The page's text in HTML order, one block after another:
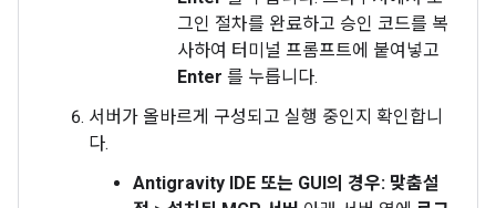
그인 절차를 완료하고 승인 코드를 복
사하여 터미널 프롬프트에 붙여넣고
Enter 를 누릅니다.
서버가 올바르게 구성되고 실행 중인지 확인합니
다.
Antigravity IDE 또는 GUI의 경우: 맞춤설